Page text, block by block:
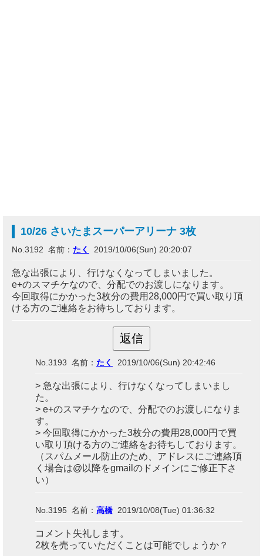
10/26 さいたまスーパーアリーナ 3枚
No.3192 名前： たく 2019/10/06(Sun) 20:20:07
急な出張により、行けなくなってしまいました。
e+のスマチケなので、分配でのお渡しになります。
今回取得にかかった3枚分の費用28,000円で買い取り頂
ける方のご連絡をお待ちしております。
No.3193 名前： たく 2019/10/06(Sun) 20:42:46
> 急な出張により、行けなくなってしまいまし
た。
> e+のスマチケなので、分配でのお渡しになりま
す。
> 今回取得にかかった3枚分の費用28,000円で買
い取り頂ける方のご連絡をお待ちしております。
（スパムメール防止のため、アドレスにご連絡頂
く場合は@以降をgmailのドメインにご修正下さ
い）
No.3195 名前： 高橋 2019/10/08(Tue) 01:36:32
コメント失礼します。
2枚を売っていただくことは可能でしょうか？